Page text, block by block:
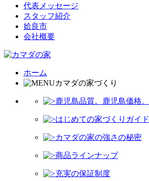
代表メッセージ
スタッフ紹介
姶良市
会社概要
ホーム
カマダの家づくり
鹿児島品質。鹿児島価格。
はじめての家づくりガイド
カマダの家の強さの秘密
商品ラインナップ
充実の保証制度